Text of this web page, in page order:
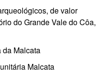
de valor
do Grande Vale do Côa,
da Malcata
Malcata